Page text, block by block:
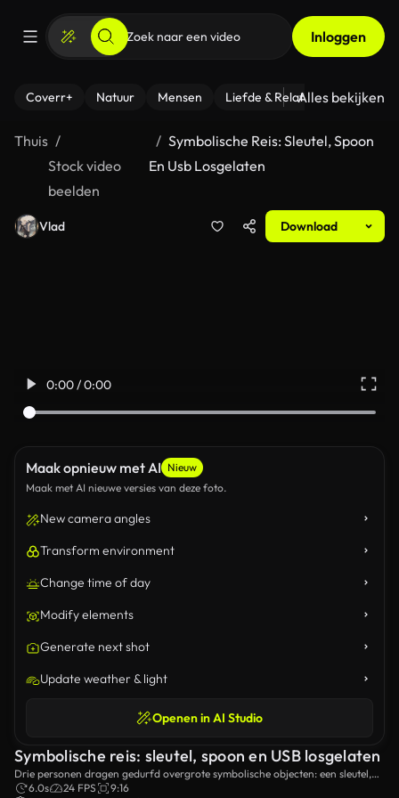
Inloggen
Coverr+ Natuur Mensen Liefde & Relaties - Fitness
Alles bekijken
Thuis
Stock video
beelden
Symbolische Reis: Sleutel, Spoon
En Usb Losgelaten
Vlad Download
0:00 / 0:00
Maak opnieuw met AI Nieuw
Maak met AI nieuwe versies van deze foto.
New camera angles
Transform environment
Change time of day
Modify elements
Generate next shot
Update weather & light
Openen in AI Studio
Symbolische reis: sleutel, spoon en USB losgelaten
Drie personen dragen gedurfd overgrote symbolische objecten: een sleutel,
een lepel en een USB-connector, tegen een minimalistische achtergrond, die
6.0s 24 FPS
9:16